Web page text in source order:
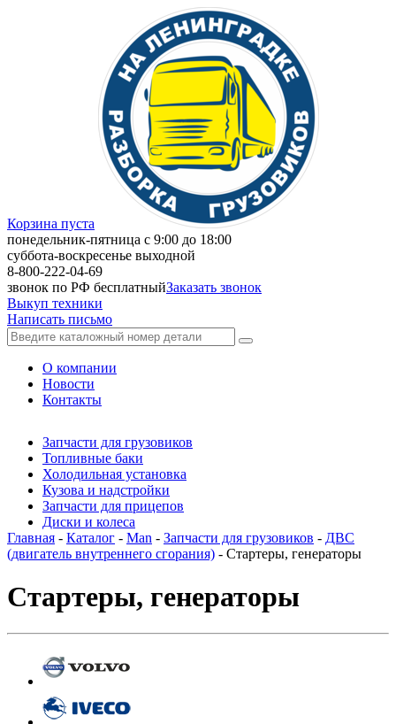
Корзина пуста
понедельник-пятница с 9:00 до 18:00
суббота-воскресенье выходной
8-800-222-04-69
звонок по РФ бесплатныйЗаказать звонок
Выкуп техники
Написать письмо
О компании
Новости
Контакты
Запчасти для грузовиков
Топливные баки
Холодильная установка
Кузова и надстройки
Запчасти для прицепов
Диски и колеса
Главная - Каталог - Man - Запчасти для грузовиков - ДВС
(двигатель внутреннего сгорания) - Стартеры, генераторы
Стартеры, генераторы